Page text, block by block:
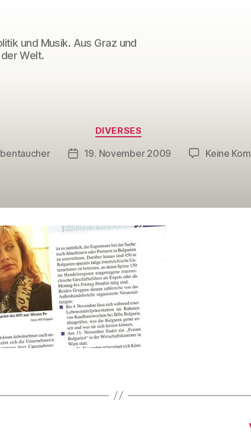
und Musik. Aus Graz und
Welt.
Kategorien
DIVERSES
Veröffentlichungsdatum
19. November 2009 Keine